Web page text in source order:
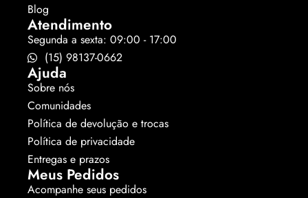
Blog
Atendimento
Segunda a sexta: 09:00 - 17:00
(15) 98137-0662
Ajuda
Sobre nós
Comunidades
Política de devolução e trocas
Política de privacidade
Entregas e prazos
Meus Pedidos
Acompanhe seus pedidos